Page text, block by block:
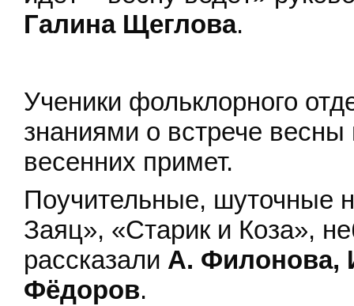
Галина Щеглова.
Ученики фольклорного
знаниями о встрече
весенних примет.
Поучительные, шуточные
Заяц», «Старик и Коза»,
рассказали А. Филонова,
Фёдоров.